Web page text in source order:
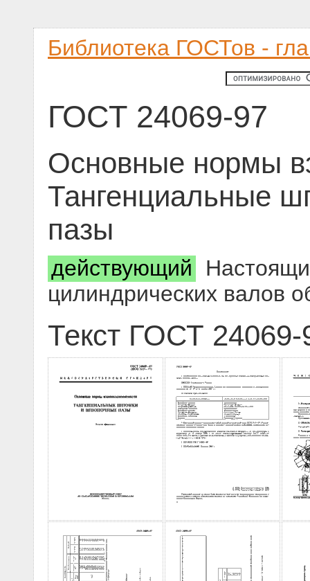
Библиотека ГОСТов -
ГОСТ 24069-97
Основные нормы
Тангенциальные
пазы
действующий
цилиндрических валов
Текст ГОСТ 24069-